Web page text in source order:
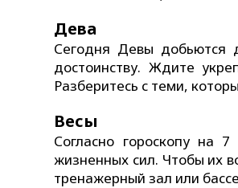
Дева
Сегодня Девы добьются
достоинству. Ждите
Разберитесь с теми,
Весы
Согласно гороскопу на
жизненных сил. Чтобы их
тренажерный зал или